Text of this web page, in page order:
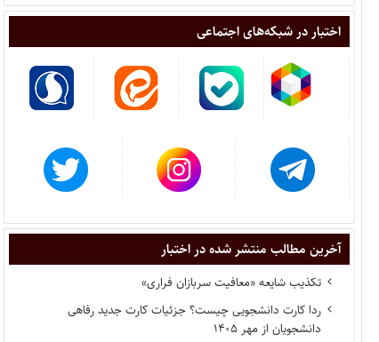
اختبار در شبکه‌های اجتماعی
آخرین مطالب منتشر شده در اختبار
تکذیب شایعه «معافیت سربازان فراری»
ردا کارت دانشجویی چیست؟ جزئیات کارت جدید رفاهی
دانشجویان از مهر ۱۴۰۵